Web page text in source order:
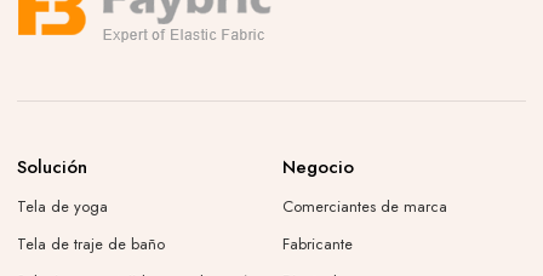
Solución
Tela de yoga
Tela de traje de baño
Negocio
Comerciantes de marca
Fabricante